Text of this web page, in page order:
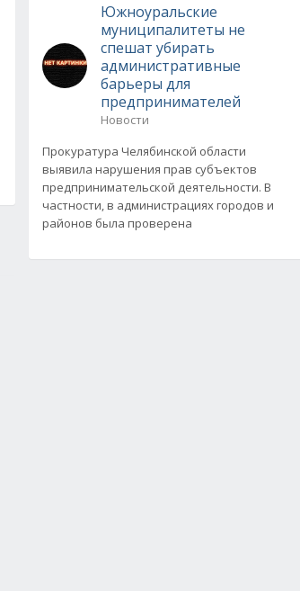
Южноуральские
муниципалитеты не
спешат убирать
административные
барьеры для
предпринимателей
Новости
Прокуратура Челябинской области
выявила нарушения прав субъектов
предпринимательской деятельности. В
частности, в администрациях городов и
районов была проверена